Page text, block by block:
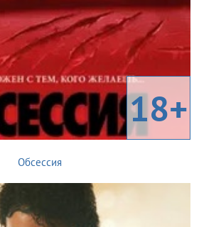
18+
Обсессия